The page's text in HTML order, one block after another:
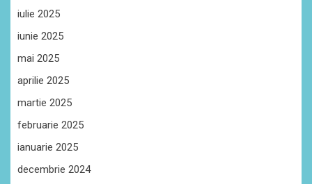
iulie 2025
iunie 2025
mai 2025
aprilie 2025
martie 2025
februarie 2025
ianuarie 2025
decembrie 2024